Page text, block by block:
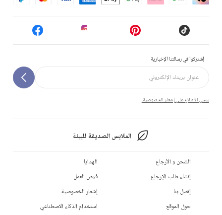
إشتركوا في رسالتنا الإخبارية
يرجى الاطلاع على إشعار الخصوصية.
الملابس الصديقة للبيئة
الشحن و الأرجاع
إنشاء طلب الإرجاع
إتصل بنا
حول الموقع
الهدايا
فرص العمل
إشعار الخصوصية
استخدام الذكاء الاصطناعي